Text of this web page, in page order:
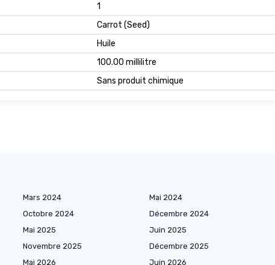
1
Carrot (Seed)
Huile
100.00 millilitre
Sans produit chimique
Mars 2024
Mai 2024
Octobre 2024
Décembre 2024
Mai 2025
Juin 2025
Novembre 2025
Décembre 2025
Mai 2026 Juin 2026